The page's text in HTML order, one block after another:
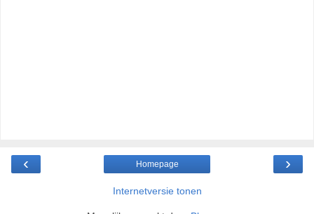
‹ ›
Homepage
Internetversie tonen